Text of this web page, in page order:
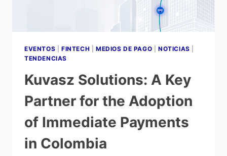
EVENTOS FINTECH MEDIOS DE PAGO |NOTICIAS
TENDENCIAS
Kuvasz Solutions: A Key
Partner for the Adoption
of Immediate Payments
in Colombia